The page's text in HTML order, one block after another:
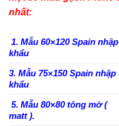
nhất:
1. Mẫu 60×120 Spain nhập
khẩu
3. Mẫu 75×150 Spain nhập
khẩu
5. Mẫu 80×80 tông mờ (
matt ).